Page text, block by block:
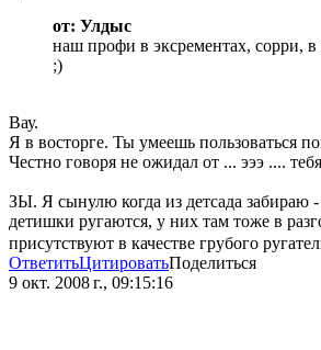
от: Улдыс
наш профи в эксрементах, сорри, в
;)
Вау.
Я в восторге. Ты умеешь пользоваться
Честно говоря не ожидал от ... эээ ....
ЗЫ. Я сынулю когда из детсада забираю
детишки ругаются, у них там тоже в
присутствуют в качестве грубого
ОтветитьЦитироватьПоделиться
9 окт. 2008 г., 09:15:16